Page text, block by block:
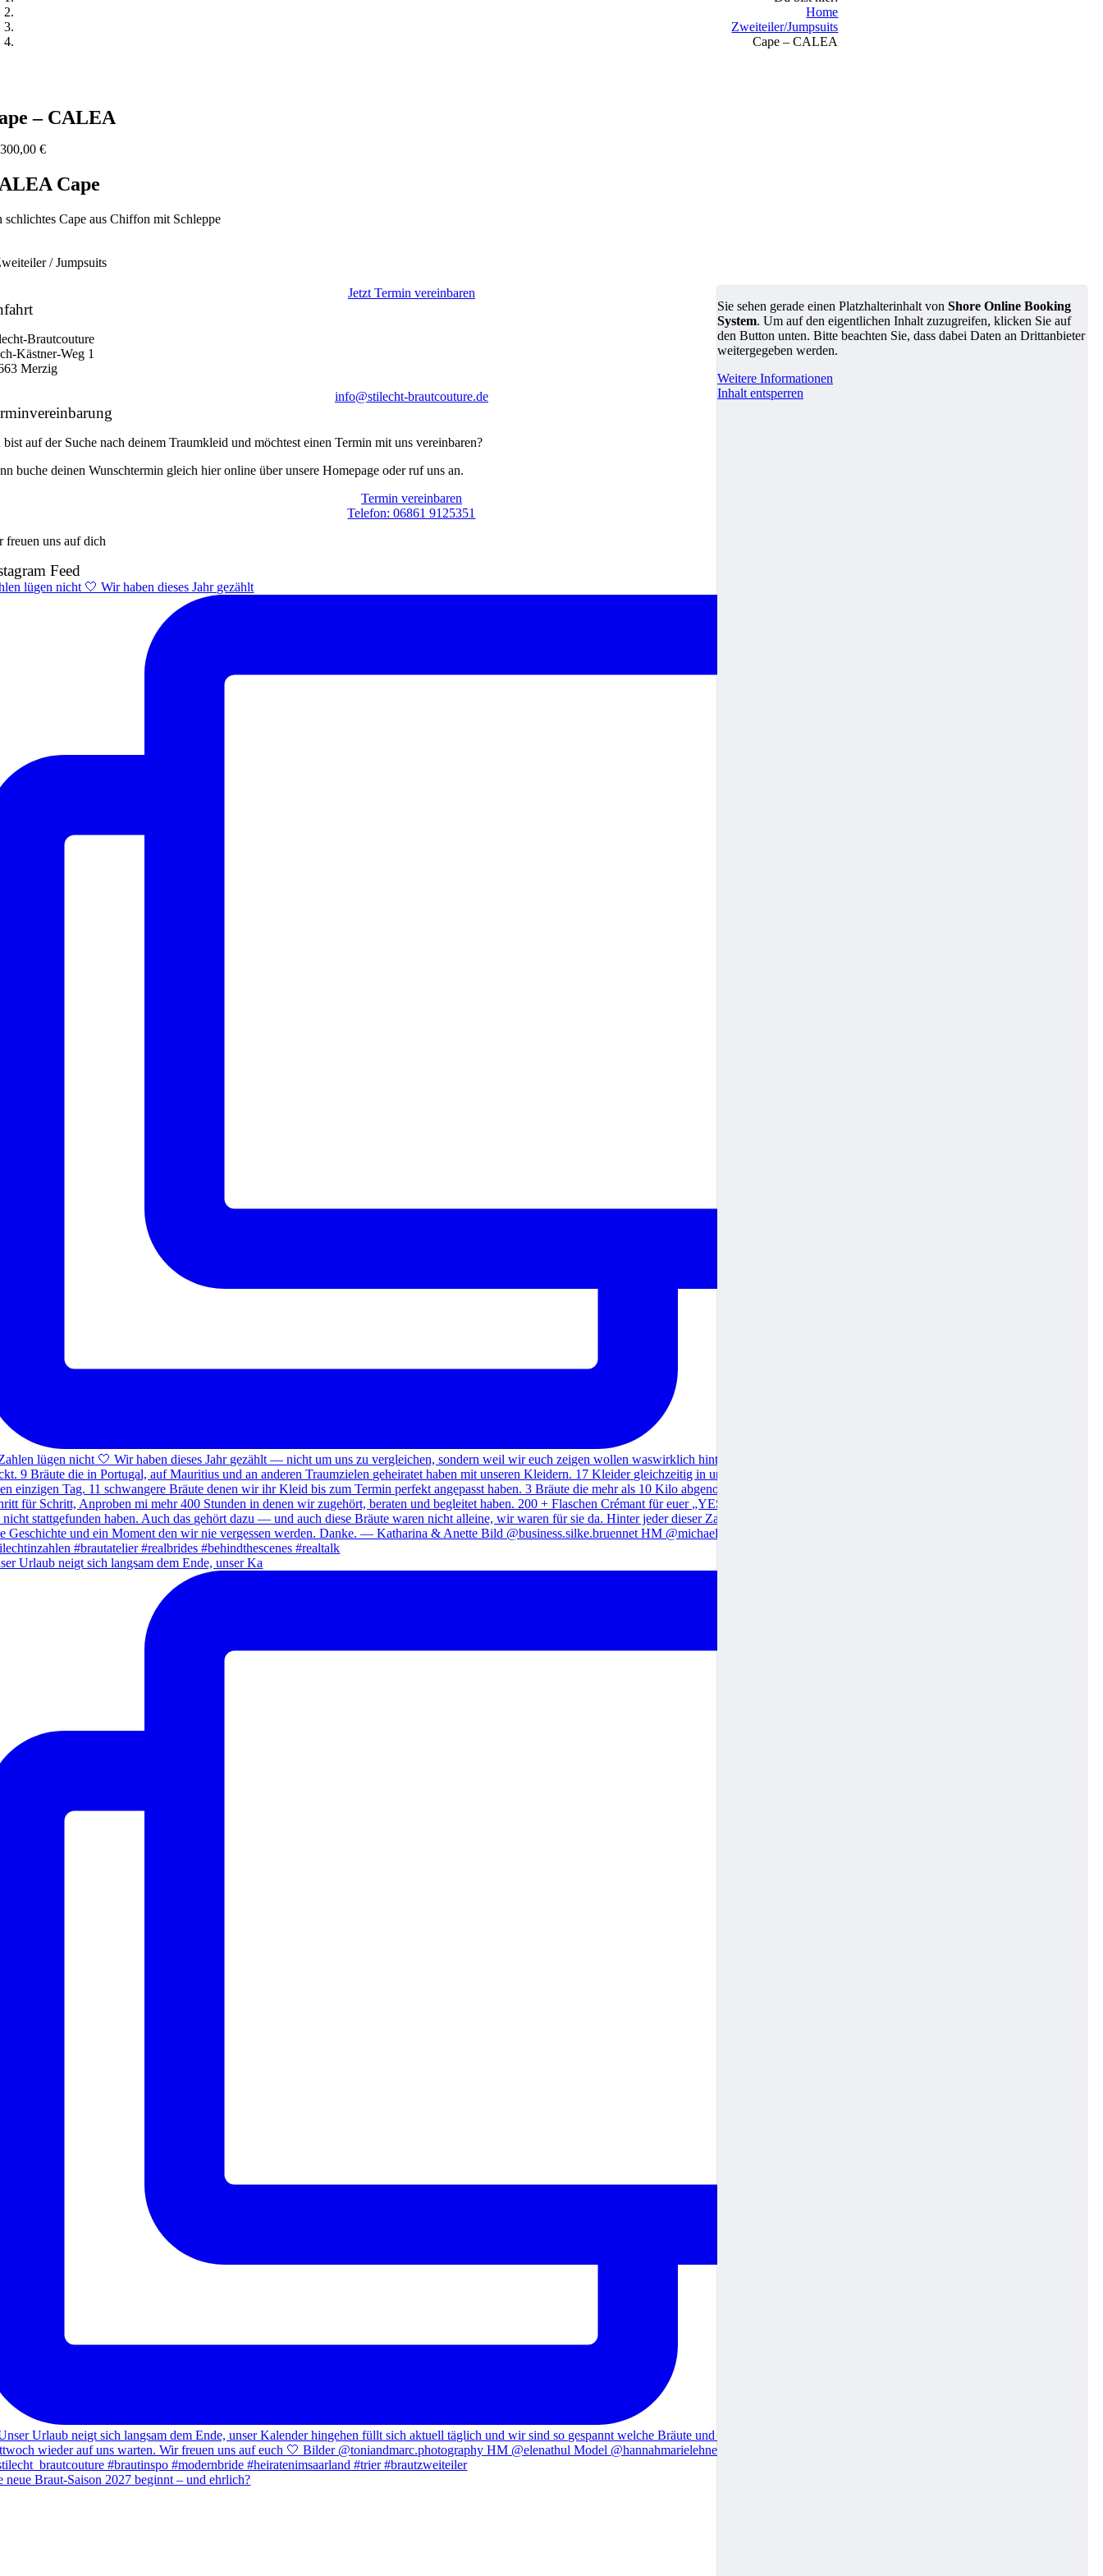
Home
Zweiteiler/Jumpsuits
Cape – CALEA
– CALEA
300,00€
Cape
schlichtes Cape aus Chiffon mit Schleppe
/ Jumpsuits
Jetzt Termin vereinbaren
Brautcouture
Kästner-Weg 1
Merzig
info@stilecht-brautcouture.de
bist auf der Suche nach deinem Traumkleid und möchtest einen Termin mit uns vereinbaren?
buche deinen Wunschtermin gleich hier online über unsere Homepage oder ruf uns an.
Termin vereinbaren
Telefon: 06861 9125351
freuen uns auf dich
Feed
lügen nicht 🤍 Wir haben dieses Jahr gezählt
Urlaub neigt sich langsam dem Ende, unser Ka
neue Braut-Saison 2027 beginnt – und ehrlich?
Sie sehen gerade einen Platzhalterinhalt von Shore Online Booking
System. Um auf den eigentlichen Inhalt zuzugreifen, klicken Sie auf
den Button unten. Bitte beachten Sie, dass dabei Daten an Drittanbieter
weitergegeben werden.
Weitere Informationen
Inhalt entsperren